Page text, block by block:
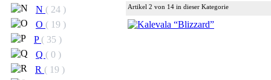
N ( 24 )
O ( 19 )
P ( 35 )
Q ( 0 )
R ( 19 )
Artikel 2 von 14 in dieser Kategorie